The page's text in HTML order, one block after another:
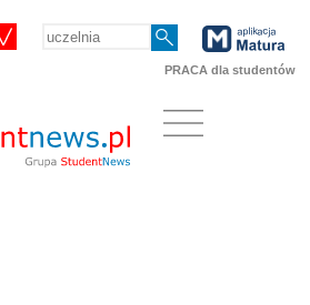
PRACA dla studentów